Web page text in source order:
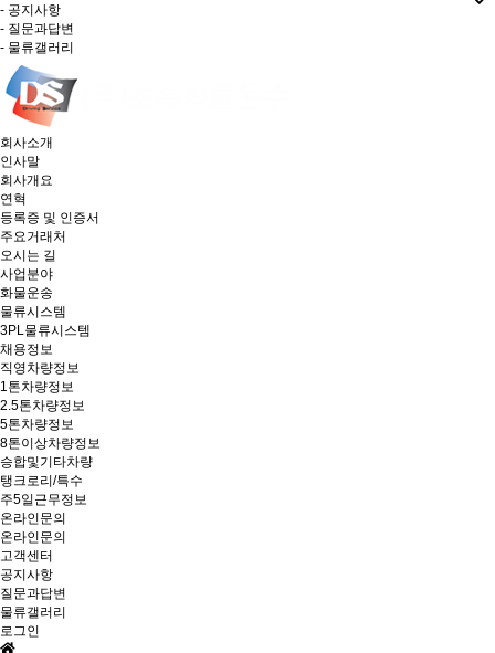
- 공지사항
- 질문과답변
- 물류갤러리
회사소개
인사말
회사개요
연혁
등록증 및 인증서
주요거래처
오시는 길
사업분야
화물운송
물류시스템
3PL물류시스템
채용정보
직영차량정보
1톤차량정보
2.5톤차량정보
5톤차량정보
8톤이상차량정보
승합및기타차량
탱크로리/특수
주5일근무정보
온라인문의
온라인문의
고객센터
공지사항
질문과답변
물류갤러리
로그인